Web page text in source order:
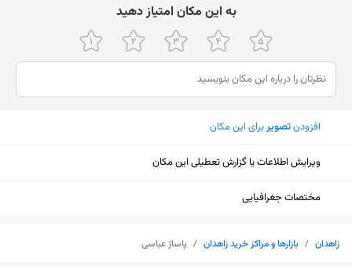
سه‌شنبه
۹:۳۰ تا ۲۱:۱۵
چهارشنبه
۹:۳۰ تا ۲۱:۱۵
پنجشنبه
جمعه
شنبه
ﺑﻪ اﯾﻦ ﻣﮑﺎن اﻣﺘﯿﺎز دﻫﯿﺪ
افزودنتصویربرای این مکان
ویرایش اطلاعات یا گزارش تعطیلی این مکان
مختصات جغرافیایی
زاهدان / بازارها و مراکز خرید زاهدان / پاساژ عباسی